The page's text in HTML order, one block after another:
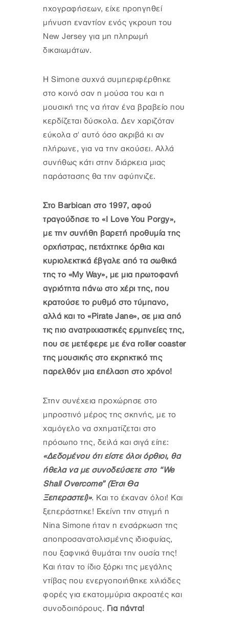
ηχογραφήσεων, είχε προηγηθεί
μήνυση εναντίον ενός γκρουπ του
New Jersey για μη πληρωμή
δικαιωμάτων.
Η Simone συχνά συμπεριφέρθηκε
στο κοινό σαν η μούσα του και η
μουσική της να ήταν ένα βραβείο που
κερδίζεται δύσκολα. Δεν χαριζόταν
εύκολα σ' αυτό όσο ακριβά κι αν
πλήρωνε, για να την ακούσει. Αλλά
συνήθως κάτι στην διάρκεια μιας
παράστασης θα την αφύπνιζε.
Στο Barbican στο 1997, αφού
τραγούδησε το «I Love You Porgy»,
με την συνήθη βαρετή προθυμία της
ορχήστρας, πετάχτηκε όρθια και
κυριολεκτικά έβγαλε από τα σωθικά
της το «My Way», με μια πρωτοφανή
αγριότητα πάνω στο χέρι της, που
κρατούσε το ρυθμό στο τύμπανο,
αλλά και το «Pirate Jane», σε μια από
τις πιο ανατριχιαστικές ερμηνείες της,
που σε μετέφερε με ένα roller coaster
της μουσικής στο εκρηκτικό της
παρελθόν μια επέλαση στο χρόνο!
Στην συνέχεια προχώρησε στο
μπροστινό μέρος της σκηνής, με το
χαμόγελο να σχηματίζεται στο
πρόσωπο της, δειλά και σιγά είπε:
«Δεδομένου ότι είστε όλοι όρθιοι, θα
ήθελα να με συνοδεύσετε στο “We
Shall Overcome” (Έτσι Θα
Ξεπεραστεί)». Και το έκαναν όλοι! Και
ξεπεράστηκε! Εκείνη την στιγμή η
Nina Simone ήταν η ενσάρκωση της
αποπροσανατολισμένης ιδιοφυίας,
που ξαφνικά θυμάται την ουσία της!
Και ήταν το ίδιο ξόρκι της μεγάλης
ντίβας που ενεργοποιήθηκε χιλιάδες
φορές για εκατομμύρια ακροατές και
συνοδοιπόρους. Για πάντα!